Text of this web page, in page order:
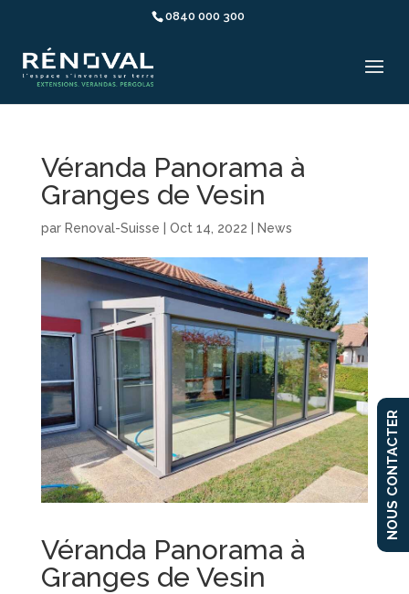
0840 000 300
Véranda Panorama à
Granges de Vesin
par Renoval-Suisse Oct 14, 2022 News
Véranda Panorama à
Granges de Vesin
NOUS CONTACTER